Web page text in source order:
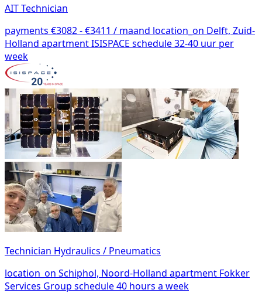
AIT Technician
payments €3082 - €3411 / maand location_on Delft, Zuid-
Holland apartmentISISPACE schedule32-40 uur per
week
Technician Hydraulics / Pneumatics
location_on Schiphol, Noord-Holland apartment Fokker
Services Group schedule40 hours a week